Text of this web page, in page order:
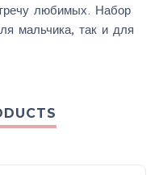
любимых. Набор
мальчика, так и для